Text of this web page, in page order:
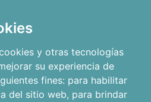
y otras tecnologías
su experiencia de
fines: para habilitar
del sitio web, para brindar